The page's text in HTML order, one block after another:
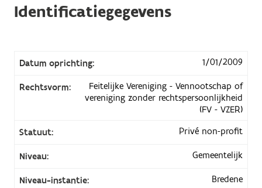
Identificatiegegevens
Datum oprichting: 1/01/2009
Rechtsvorm:
Feitelijke Vereniging - Vennootschap of
vereniging zonder rechtspersoonlijkheid
(FV - VZER)
Statuut:
Privé non-profit
Niveau: Gemeentelijk
Niveau-instantie: Bredene